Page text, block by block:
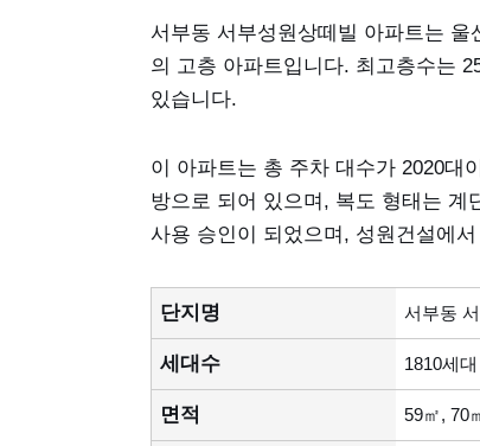
서부동 서부성원상떼빌 아파트는
의 고층 아파트입니다. 최고층수는
있습니다.
이 아파트는 총 주차 대수가 2020대
방으로 되어 있으며, 복도 형태는 계
사용 승인이 되었으며, 성원건설에
단지명 서부동
세대수 1810세대
면적 59㎡, 70